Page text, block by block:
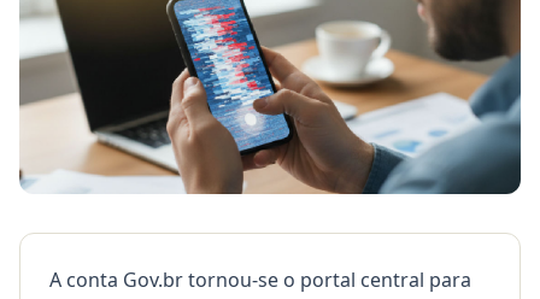
A conta Gov.br tornou-se o portal central para